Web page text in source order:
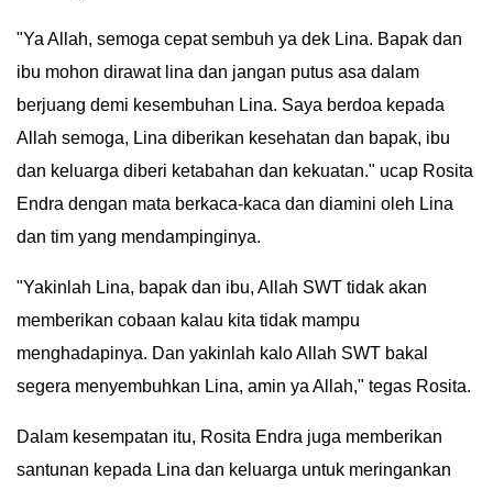
"Ya Allah, semoga cepat sembuh ya dek Lina. Bapak dan
ibu mohon dirawat lina dan jangan putus asa dalam
berjuang demi kesembuhan Lina. Saya berdoa kepada
Allah semoga, Lina diberikan kesehatan dan bapak, ibu
dan keluarga diberi ketabahan dan kekuatan." ucap Rosita
Endra dengan mata berkaca-kaca dan diamini oleh Lina
dan tim yang mendampinginya.
"Yakinlah Lina, bapak dan ibu, Allah SWT tidak akan
memberikan cobaan kalau kita tidak mampu
menghadapinya. Dan yakinlah kalo Allah SWT bakal
segera menyembuhkan Lina, amin ya Allah," tegas Rosita.
Dalam kesempatan itu, Rosita Endra juga memberikan
santunan kepada Lina dan keluarga untuk meringankan